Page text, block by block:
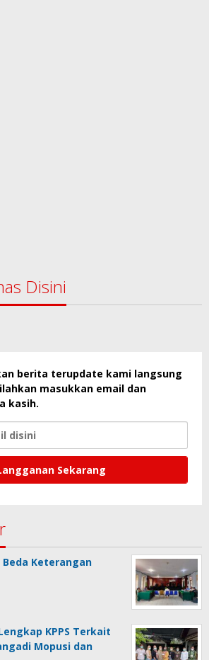
Disini
berita terupdate kami langsung
masukkan email dan
kasih.
Beda Keterangan
KPPS Terkait
Mopusi dan